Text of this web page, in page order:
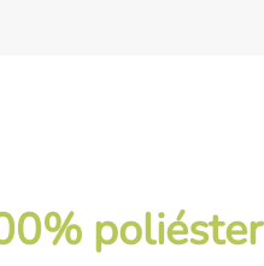
poliéster